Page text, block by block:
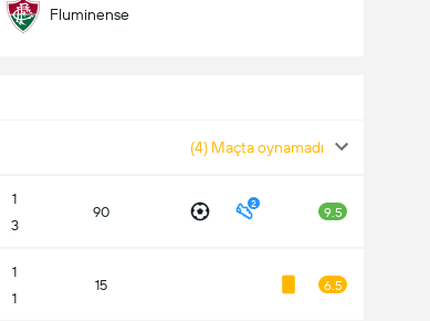
Fluminense
(4) Maçta oynamadı
1
3
90 2
9.5
1
1
15 6.5